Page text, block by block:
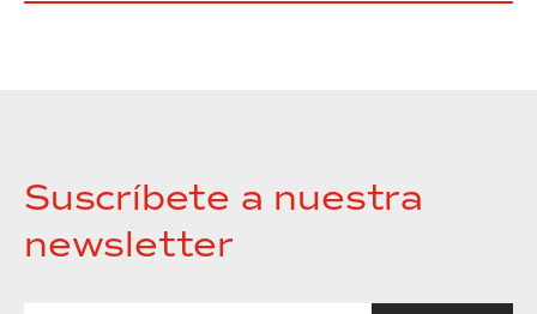
Suscríbete a nuestra
newsletter